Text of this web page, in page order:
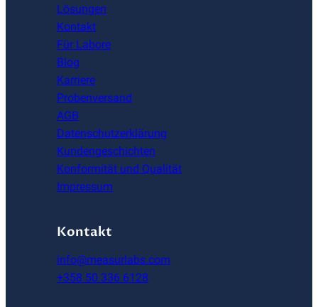
Lösungen
Kontakt
Für Labore
Blog
Karriere
Probenversand
AGB
Datenschutzerklärung
Kundengeschichten
Konformität und Qualität
Impressum
Kontakt
info@measurlabs.com
+358 50 336 6128